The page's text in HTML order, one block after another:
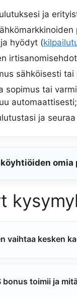
ja
hyödyt (
sähköisesti
sopimus tai
ja
vaihtaa kesken
bonus toimii ja